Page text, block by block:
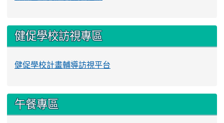
健促學校訪視專區
健促學校計畫輔導訪視平台
午餐專區